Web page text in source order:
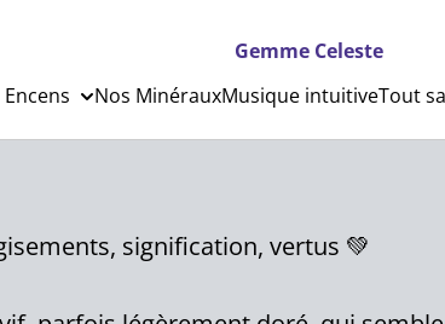
Gemme Celeste
Nos MinérauxMusique intuitiveTout
signification, vertus 💚